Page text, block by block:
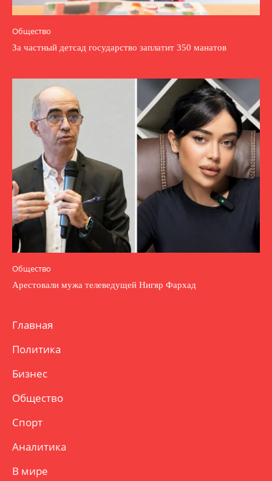
Общество
За частный детсад государство заплатит 350 манатов
Общество
Арестовали мужа телеведущей Нигяр Фархад
Главная
Политика
Бизнес
Общество
Спорт
Аналитика
В мире